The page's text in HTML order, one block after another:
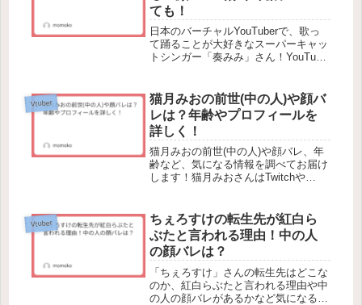
ても！
日本のバーチャルYouTuberで、歌っ
て踊ることが大好きなスーパーキャッ
トシンガー「奏みみ」さん！YouTube
ついての情報を求めている人も多いの
ではないでしょうか...
Vtuber
猫月みおの前世(中の人)や顔バ
レは？年齢やプロフィールを
詳しく！
猫月みおの前世(中の人)や顔バレ、年
齢など、気になる情報を調べてお届け
します！猫月みおさんはTwitchや
クターに人気が集まっています。毎日
配信を続ける、猫月み...
Vtuber
ちぇろすけの転生先が紅白ら
ぶたと言われる理由！中の人
の顔バレは？
「ちぇろすけ」さんの転生先はどこな
のか、紅白らぶたと言われる理由や中
の人の顔バレがあるかなど気になる情